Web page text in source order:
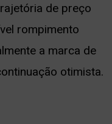
de preço
rompimento
a marca de
otimista.